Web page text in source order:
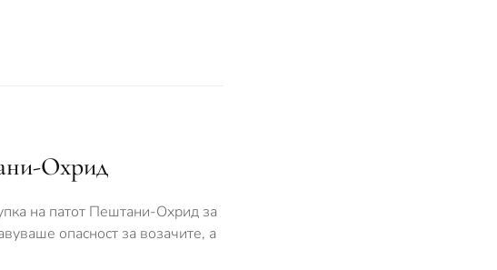
Охрид
на патот Пештани-Охрид за
опасност за возачите, а